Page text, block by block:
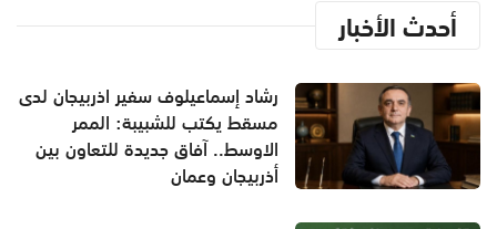
أحدث الأخبار
رشاد إسماعيلوف سفير اذربيجان لدى
مسقط يكتب للشبيبة: الممر
الاوسط.. آفاق جديدة للتعاون بين
أذربيجان وعمان